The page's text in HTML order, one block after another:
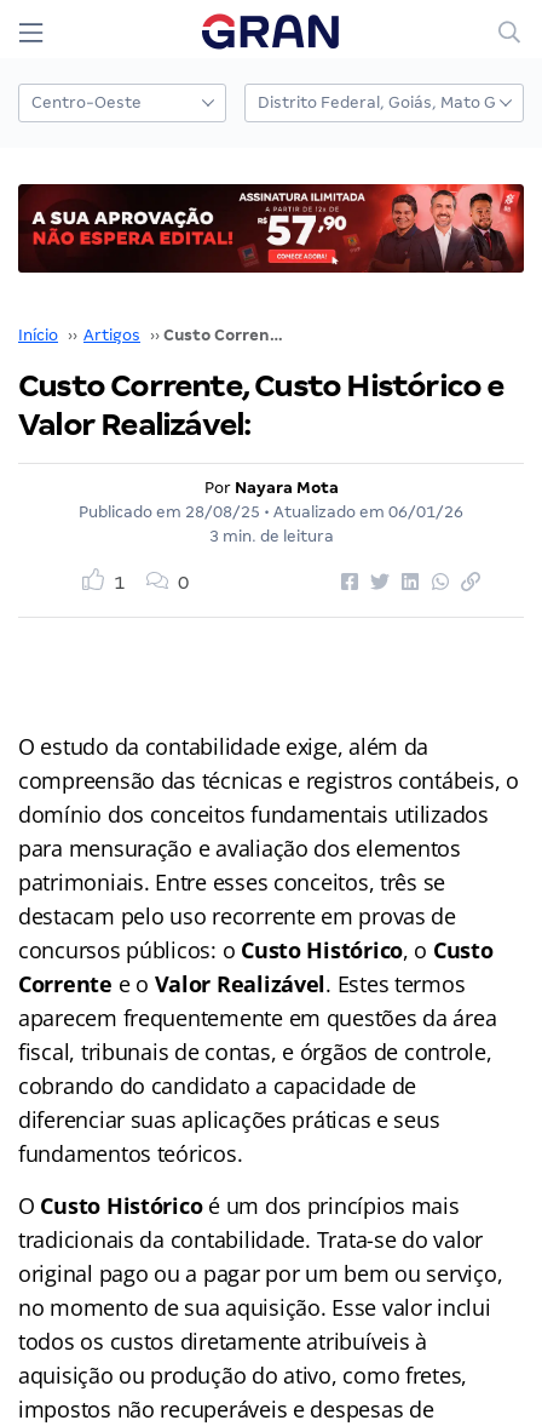
Início ›› Artigos ›› Custo Corrente, Custo Histórico e Valor Realizável:
Custo Corrente, Custo Histórico e
Valor Realizável:
Por Nayara Mota
Publicado em 28/08/25 • Atualizado em 06/01/26
3 min. de leitura
1 0
O estudo da contabilidade exige, além da
compreensão das técnicas e registros contábeis, o
domínio dos conceitos fundamentais utilizados
para mensuração e avaliação dos elementos
patrimoniais. Entre esses conceitos, três se
destacam pelo uso recorrente em provas de
concursos públicos: o Custo Histórico, o Custo
Corrente e o Valor Realizável. Estes termos
aparecem frequentemente em questões da área
fiscal, tribunais de contas, e órgãos de controle,
cobrando do candidato a capacidade de
diferenciar suas aplicações práticas e seus
fundamentos teóricos.
O Custo Históricoé um dos princípios mais
tradicionais da contabilidade. Trata-se do valor
original pago ou a pagar por um bem ou serviço,
no momento de sua aquisição. Esse valor inclui
todos os custos diretamente atribuíveis à
aquisição ou produção do ativo, como fretes,
impostos não recuperáveis e despesas de